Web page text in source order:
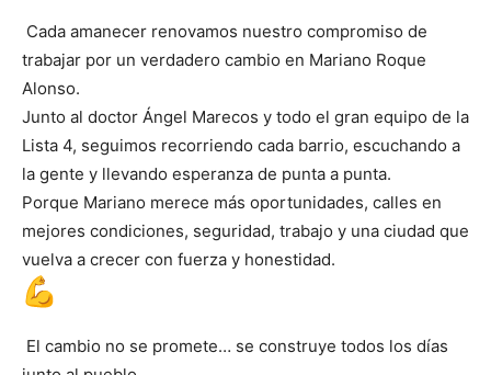
Cada amanecer renovamos nuestro compromiso de
trabajar por un verdadero cambio en Mariano Roque
Alonso.
Junto al doctor Ángel Marecos y todo el gran equipo de la
Lista 4, seguimos recorriendo cada barrio, escuchando a
la gente y llevando esperanza de punta a punta.
Porque Mariano merece más oportunidades, calles en
mejores condiciones, seguridad, trabajo y una ciudad que
vuelva a crecer con fuerza y honestidad.
El cambio no se promete… se construye todos los días